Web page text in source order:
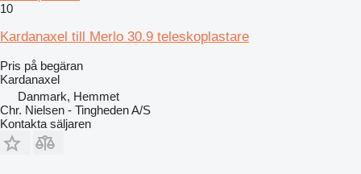
10
Kardanaxel till Merlo 30.9 teleskoplastare
Pris på begäran
Kardanaxel
Danmark, Hemmet
Chr. Nielsen - Tingheden A/S
Kontakta säljaren